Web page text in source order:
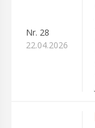
Nr. 28
22.04.2026